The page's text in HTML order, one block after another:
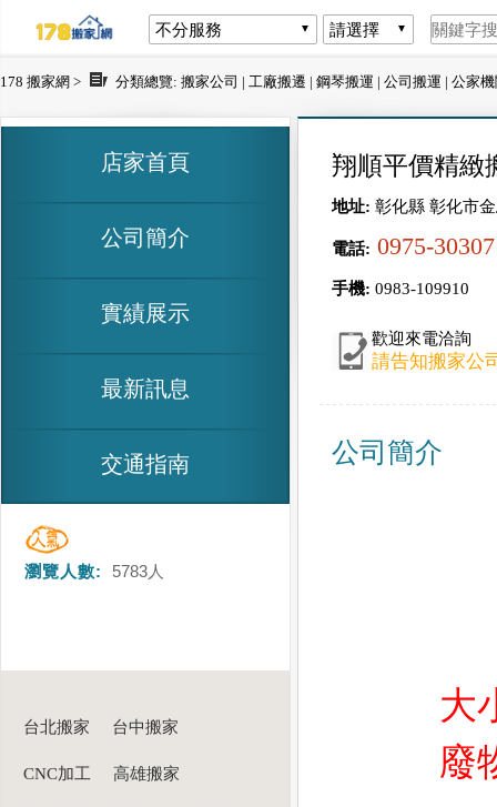
178 搬家網 > 分類總覽: 搬家公司 | 工廠搬遷 | 鋼琴搬運 | 公司搬運 | 公家
翔順平價精緻
地址: 彰化縣 彰化市
電話: 0975-
手機: 0983-109910
歡迎來電洽詢
請告知搬家公
公司簡介
大
廢
店家首頁
公司簡介
實績展示
最新訊息
交通指南
瀏覽人數: 5783人
台北搬家 台中搬家
CNC加工 高雄搬家